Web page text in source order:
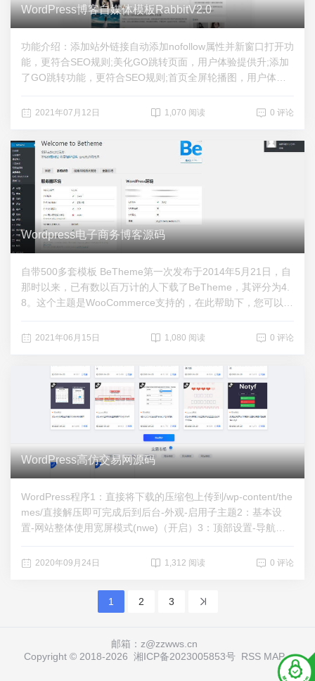
WordPress博客自媒体模板RabbitV2.0
功能介绍：添加站外链接自动添加nofollow属性并新窗口打开功
能，更符合SEO规则;美化GO跳转页面，用户体验提供升;添加
了GO跳转功能，更符合SEO规则;首页全屏轮播图，用户体验
户体验提供升;列表置顶轮播图，用户体验提供升;文章左右翻
kfrbolgj
2021年07月12日 1,070 阅读 0 评论
Wordpress电子商务博客源码
自带500多套模板 BeTheme第一次发布于2014年5月21日，自
那时以来，已有数以百万计的人下载了BeTheme，其评分为4.
8。这个主题是WooCommerce支持的，在此帮助下，您可以制
站。 BeTheme 21.5.6 wordpress主题模板特点：放大器支撑
表格7支持自转滑块链接：https://pan.baidu.com/s/1e2isqKby
KhF-VyGriNAgPA 密码：z8zv
2021年06月15日 1,080 阅读 0 评论
WordPress高仿交易网源码
WordPress程序1：直接将下载的压缩包上传到/wp-content/the
mes/直接解压即可完成后到后台-外观-启用子主题2：基本设
置-网站整体使用宽屏模式(nwe)（开启）3：顶部设置-导航风
最新文章模块-模块顶部AJAX分类获取文章按钮（开启）要显
nzoux.com/istqIgw63pc下载地址2：https://zhizun.118pan.co
2020年09月24日 1,312 阅读 0 评论
1 2 3
邮箱：z@zzwws.cn
Copyright © 2018-2026 湘ICP备2023005853号 RSS MAP